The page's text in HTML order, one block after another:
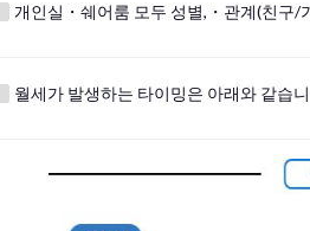
나/영어
in roman letters, please write your name
개인실・쉐어룸 모두 성별,・관계(친구/
월세가 발생하는 타이밍은 아래와 같습